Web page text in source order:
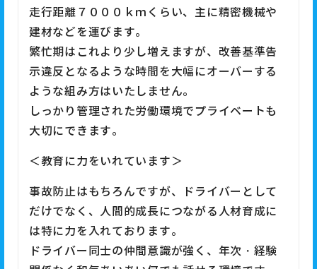
走行距離７０００ｋｍくらい、主に精密機械や
建材などを運びます。
繁忙期はこれより少し増えますが、改善基準告
示違反となるような時間を大幅にオーバーする
ような組み方はいたしません。
しっかり管理された労働環境でプライベートも
大切にできます。
＜教育に力をいれています＞
事故防止はもちろんですが、ドライバーとして
だけでなく、人間的成長につながる人材育成に
は特に力を入れております。
ドライバー同士の仲間意識が強く、年次・経験